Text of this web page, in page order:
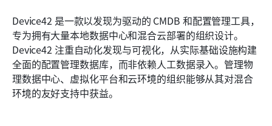
Device42 是一款以发现为驱动的 CMDB 和配置管理工具，
专为拥有大量本地数据中心和混合云部署的组织设计。
Device42 注重自动化发现与可视化，从实际基础设施构建
全面的配置管理数据库，而非依赖人工数据录入。管理物
理数据中心、虚拟化平台和云环境的组织能够从其对混合
环境的友好支持中获益。